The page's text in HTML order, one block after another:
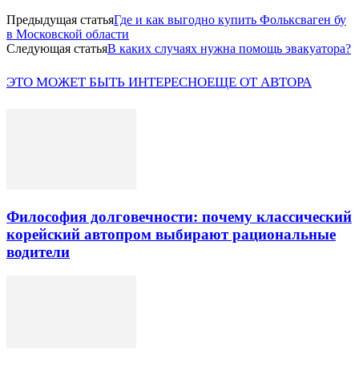
Предыдущая статьяГде и как выгодно купить Фольксваген бу
в Московской области
Следующая статьяВ каких случаях нужна помощь эвакуатора?
ЭТО МОЖЕТ БЫТЬ ИНТЕРЕСНОЕЩЕ ОТ АВТОРА
Философия долговечности: почему классический
корейский автопром выбирают рациональные
водители